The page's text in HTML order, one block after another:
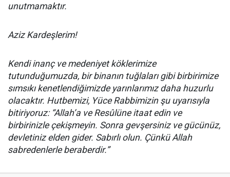
unutmamaktır.
Aziz Kardeşlerim!
Kendi inanç ve medeniyet köklerimize
tutunduğumuzda, bir binanın tuğlaları gibi birbirimize
sımsıkı kenetlendiğimizde yarınlarımız daha huzurlu
olacaktır. Hutbemizi, Yüce Rabbimizin şu uyarısıyla
bitiriyoruz: “Allah’a ve Resûlüne itaat edin ve
birbirinizle çekişmeyin. Sonra gevşersiniz ve gücünüz,
devletiniz elden gider. Sabırlı olun. Çünkü Allah
sabredenlerle beraberdir.”